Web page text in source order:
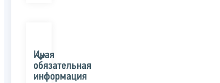
Иная
обязательная
информация